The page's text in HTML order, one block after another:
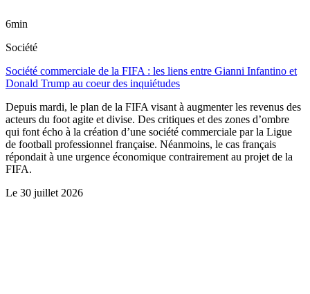
6min
Société
Société commerciale de la FIFA : les liens entre Gianni Infantino et
Donald Trump au coeur des inquiétudes
Depuis mardi, le plan de la FIFA visant à augmenter les revenus des
acteurs du foot agite et divise. Des critiques et des zones d’ombre
qui font écho à la création d’une société commerciale par la Ligue
de football professionnel française. Néanmoins, le cas français
répondait à une urgence économique contrairement au projet de la
FIFA.
Le 30 juillet 2026